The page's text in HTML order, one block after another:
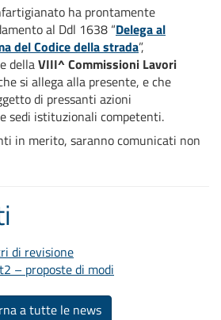
ha prontamente
al Ddl 1638 “Delega al
del Codice della strada”,
dellaVIII^ Commissioni Lavori
si allega alla presente, e che
di pressanti azioni
sedi istituzionali competenti.
in merito, saranno comunicati non
di revisione
– proposte di modi
a tutte le news